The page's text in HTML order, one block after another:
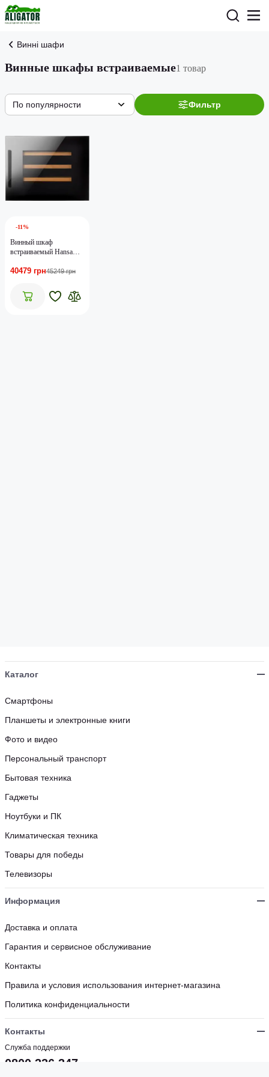
Винні шафи
Винные шкафы встраиваемые1 товар
Фильтр
По популярности
-11%
Винный шкаф
встраиваемый Hansa
40479 грн45249 грн
Каталог
Смартфоны
Планшеты и электронные книги
Фото и видео
Персональный транспорт
Бытовая техника
Гаджеты
Ноутбуки и ПК
Климатическая техника
Товары для победы
Телевизоры
Информация
Доставка и оплата
Гарантия и сервисное обслуживание
Контакты
Правила и условия использования интернет-магазина
Политика конфиденциальности
Контакты
Служба поддержки
0800 336 347